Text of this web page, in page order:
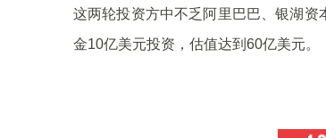
这两轮投资方中不乏阿里巴巴、银湖
金10亿美元投资，估值达到60亿美元。